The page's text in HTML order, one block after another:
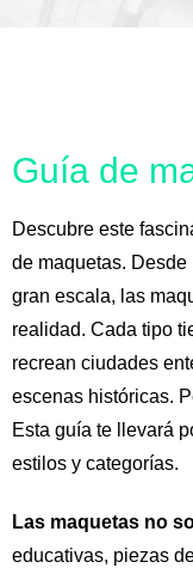
Guía de
Descubre este
de maquetas.
gran escala, las
realidad. Cada tipo
recrean ciudades
escenas históricas.
Esta guía te llevará
estilos y categorías.
Las maquetas no
educativas, piezas